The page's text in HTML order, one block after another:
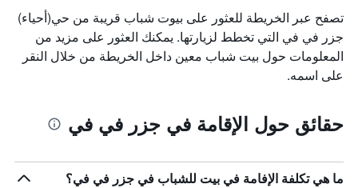
تصفح عبر الخريطة للعثور على بيوت شباب قريبة من حي(أحياء)
جزر في في التي تخطط لزيارتها. يمكنك العثور على مزيد من
المعلومات حول بيت شباب معين داخل الخريطة من خلال النقر
على اسمه.
حقائق حول الإقامة في جزر في في
ما هي تكلفة الإفامة في بيت للشباب في جزر في في؟